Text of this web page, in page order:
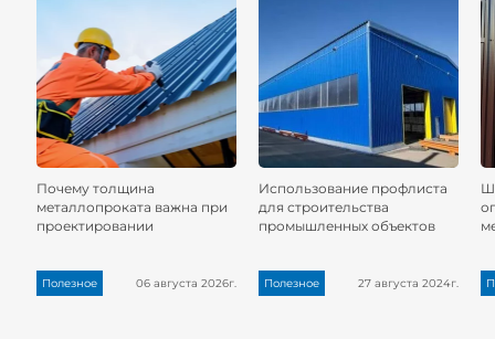
Почему толщина
металлопроката важна при
проектировании
Полезное 06 августа 2026г.
Использование профлиста
для строительства
промышленных объектов
Полезное 27 августа 2024г.